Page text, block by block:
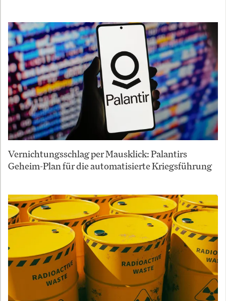
Vernichtungsschlag per Mausklick: Palantirs
Geheim-Plan für die automatisierte Kriegsführung